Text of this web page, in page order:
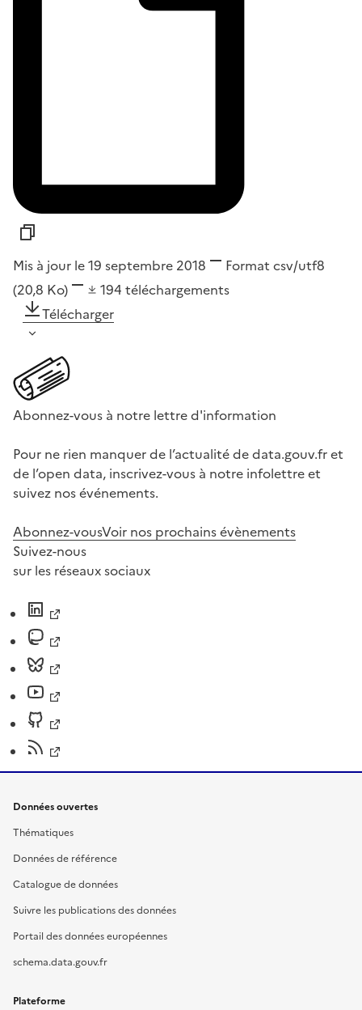
Mis à jour le 19 septembre 2018 Format csv/utf8
(20,8 Ko)
194 téléchargements
Télécharger
Abonnez-vous à notre lettre d'information
Pour ne rien manquer de l’actualité de data.gouv.fr et
de l’open data, inscrivez-vous à notre infolettre et
suivez nos événements.
Abonnez-vousVoir nos prochains évènements
Suivez-nous
sur les réseaux sociaux
Données ouvertes
Thématiques
Données de référence
Catalogue de données
Suivre les publications des données
Portail des données européennes
schema.data.gouv.fr
Plateforme